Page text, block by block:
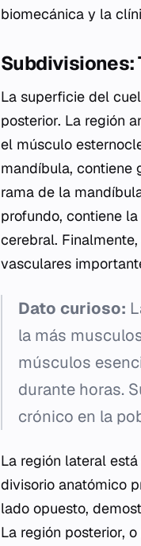
biomecánica y la
Subdivisiones:
La superficie del
posterior. La región
el músculo
mandíbula, contiene
rama de la
profundo, contiene
cerebral.
vasculares
Dato curioso:
la más
músculos
durante horas.
crónico en la
La región lateral
divisorio anatómico
lado opuesto,
La región posterior,